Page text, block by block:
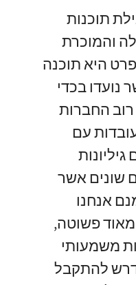
תוכנות
והמוכרת
היא תוכנה
נועדו בכדי
רוב החברות
עם
שונים אשר
אנחנו
פשוטה,
משמעותי
להתקבל